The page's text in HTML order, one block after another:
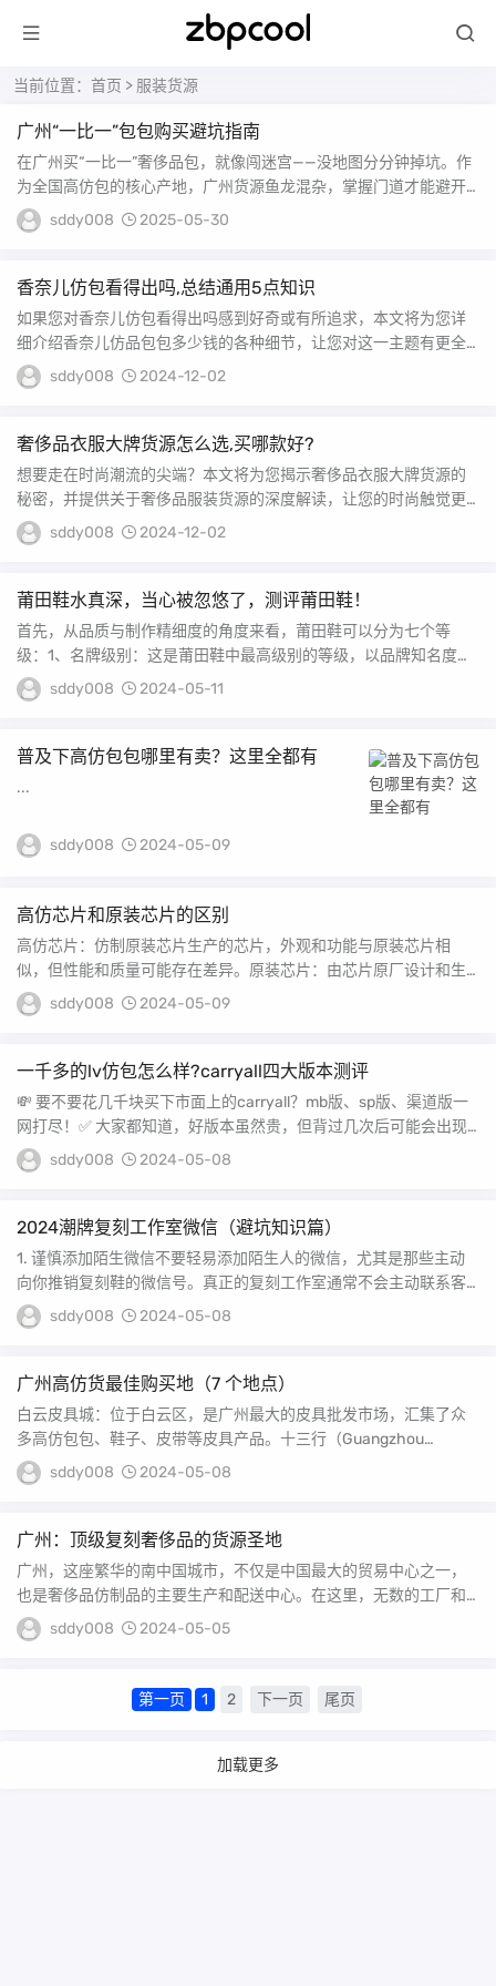
当前位置： 首页 > 服装货源
广州“一比一”包包购买避坑指南
在广州买“一比一”奢侈品包，就像闯迷宫——没地图分分钟掉坑。作
为全国高仿包的核心产地，广州货源鱼龙混杂，掌握门道才能避开
陷阱，买到真正能...
sddy008 2025-05-30
香奈儿仿包看得出吗,总结通用5点知识
如果您对香奈儿仿包看得出吗感到好奇或有所追求，本文将为您详
细介绍香奈儿仿品包包多少钱的各种细节，让您对这一主题有更全
面的认识。 香奈儿包...
sddy008 2024-12-02
奢侈品衣服大牌货源怎么选,买哪款好?
想要走在时尚潮流的尖端？本文将为您揭示奢侈品衣服大牌货源的
秘密，并提供关于奢侈品服装货源的深度解读，让您的时尚触觉更
加敏锐。 请问哪里有...
sddy008 2024-12-02
莆田鞋水真深，当心被忽悠了，测评莆田鞋！
首先，从品质与制作精细度的角度来看，莆田鞋可以分为七个等
级：1、名牌级别：这是莆田鞋中最高级别的等级，以品牌知名度
高、产品质量出色为标志...
sddy008 2024-05-11
普及下高仿包包哪里有卖？这里全都有
...
sddy008 2024-05-09
高仿芯片和原装芯片的区别
高仿芯片：仿制原装芯片生产的芯片，外观和功能与原装芯片相
似，但性能和质量可能存在差异。原装芯片：由芯片原厂设计和生
产的正品芯片，具有官方...
sddy008 2024-05-09
一千多的lv仿包怎么样?carryall四大版本测评
💸 要不要花几千块买下市面上的carryall？mb版、sp版、渠道版一
网打尽！✅ 大家都知道，好版本虽然贵，但背过几次后可能会出现
色差...sddy008 2024-05-08
2024潮牌复刻工作室微信（避坑知识篇）
1. 谨慎添加陌生微信不要轻易添加陌生人的微信，尤其是那些主动
向你推销复刻鞋的微信号。真正的复刻工作室通常不会主动联系客
户。2. 查看朋...
sddy008 2024-05-08
广州高仿货最佳购买地（7 个地点）
白云皮具城：位于白云区，是广州最大的皮具批发市场，汇集了众
多高仿包包、鞋子、皮带等皮具产品。十三行（Guangzhou
Thirteen...
sddy008 2024-05-08
广州：顶级复刻奢侈品的货源圣地
广州，这座繁华的南中国城市，不仅是中国最大的贸易中心之一，
也是奢侈品仿制品的主要生产和配送中心。在这里，无数的工厂和
作坊致力于生产顶级复...
sddy008 2024-05-05
第一页 1 2 下一页 尾页
加载更多